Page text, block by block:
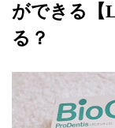
ができる【
る？